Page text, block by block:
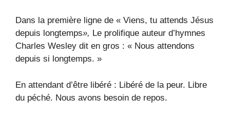
Dans la première ligne de « Viens, tu attends Jésus
depuis longtemps», Le prolifique auteur d’hymnes
Charles Wesley dit en gros : « Nous attendons
depuis si longtemps. »
En attendant d’être libéré : Libéré de la peur. Libre
du péché. Nous avons besoin de repos.